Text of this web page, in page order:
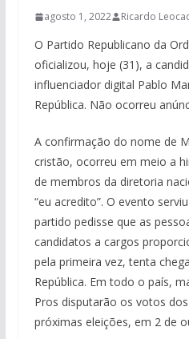
agosto 1, 2022 Ricardo
O Partido Republicano da
oficializou, hoje (31), a
influenciador digital Pablo
República. Não ocorreu
A confirmação do nome de
cristão, ocorreu em meio a
de membros da diretoria
“eu acredito”. O evento
partido pedisse que as
candidatos a cargos
pela primeira vez, tenta
República. Em todo o país,
Pros disputarão os votos
próximas eleições, em 2 de